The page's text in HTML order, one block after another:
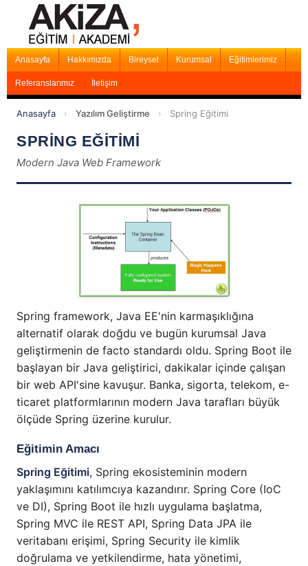
Anasayfa Hakkımızda Bireysel Kurumsal Eğitimlerimiz
Referanslarımız İletişim
Anasayfa › Yazılım Geliştirme › Spring Eğitimi
SPRİNG EĞİTİMİ
Modern Java Web Framework
Spring framework, Java EE'nin karmaşıklığına
alternatif olarak doğdu ve bugün kurumsal Java
geliştirmenin de facto standardı oldu. Spring Boot ile
başlayan bir Java geliştirici, dakikalar içinde çalışan
bir web API'sine kavuşur. Banka, sigorta, telekom, e-
ticaret platformlarının modern Java tarafları büyük
ölçüde Spring üzerine kurulur.
Eğitimin Amacı
Spring Eğitimi, Spring ekosisteminin modern
yaklaşımını katılımcıya kazandırır. Spring Core (IoC
ve DI), Spring Boot ile hızlı uygulama başlatma,
Spring MVC ile REST API, Spring Data JPA ile
veritabanı erişimi, Spring Security ile kimlik
doğrulama ve yetkilendirme, hata yönetimi,